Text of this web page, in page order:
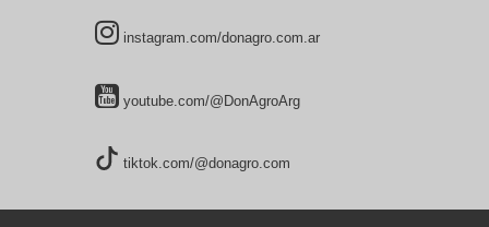
instagram.com/donagro.com.ar
youtube.com/@DonAgroArg
tiktok.com/@donagro.com